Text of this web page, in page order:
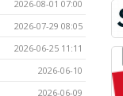
2026-08-01 07:00
2026-07-29 08:05
2026-06-25 11:11
2026-06-10
2026-06-09